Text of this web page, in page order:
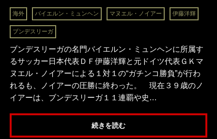
海外 バイエルン・ミュンヘン マヌエル・ノイアー 伊藤洋輝
ブンデスリーガ
ブンデスリーガの名門バイエルン・ミュンヘンに所属す
るサッカー日本代表ＤＦ伊藤洋輝と元ドイツ代表ＧＫマ
ヌエル・ノイアーによる１対１の“ガチンコ勝負”が行わ
れるも、ノイアーの圧勝に終わった。 現在３９歳のノ
イアーは、ブンデスリーガ１１連覇や史…
続きを読む